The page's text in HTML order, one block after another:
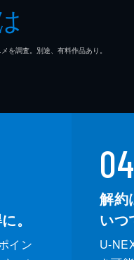
調査。別途、有料作品あり。
。
イン
04
解約
いつ
U-